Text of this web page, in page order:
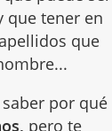
que tener en
que
por qué
pero te